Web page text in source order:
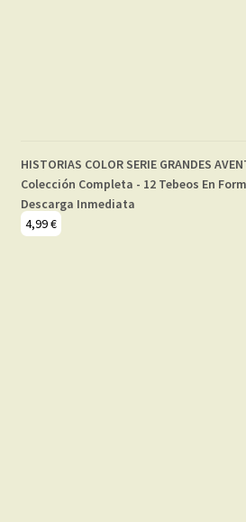
HISTORIAS COLOR SERIE GRANDES
Colección Completa - 12 Tebeos En
Descarga Inmediata
4,99€